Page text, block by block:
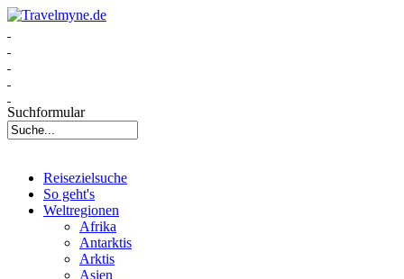
Suchformular
Reisezielsuche
So geht's
Weltregionen
Afrika
Antarktis
Arktis
Asien